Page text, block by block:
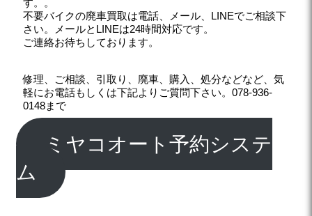
す。。
不要バイクの廃車買取は電話、メール、LINEでご相談下
さい。メールとLINEは24時間対応です。
ご連絡お待ちしております。
修理、ご相談、引取り、廃車、購入、処分などなど、気
軽にお電話もしくは下記よりご質問下さい。078-936-
0148まで
ミヤコオート予約システ
ム